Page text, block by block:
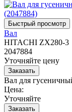
Вал
HITACHI ZX280-3
2047884
Уточняйте цену
Вал для
Цена:
Уточняйте